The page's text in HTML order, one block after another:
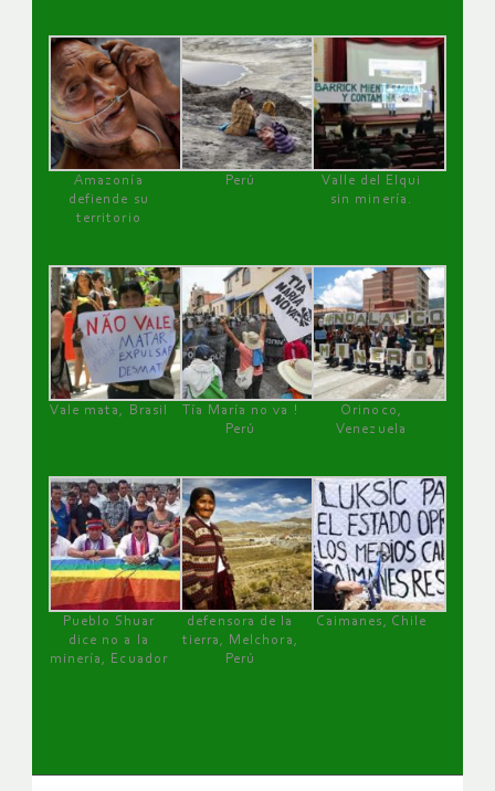
Amazonía
defiende su
territorio
Perú
Valle del Elqui
sin minería.
Vale mata, Brasil
Tía María no va !
Perú
Orinoco,
Venezuela
Pueblo Shuar
dice no a la
minería, Ecuador
defensora de la
tierra, Melchora,
Perú
Caimanes, Chile